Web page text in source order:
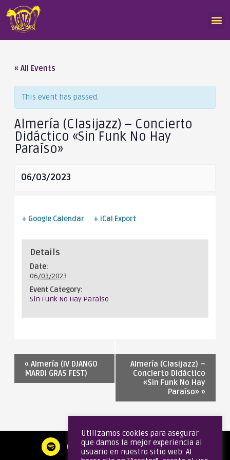
« All Events
This event has passed.
Almería (Clasijazz) – Concierto
Didáctico «Sin Funk No Hay
Paraíso»
06/03/2023
+ Google Calendar + iCal Export
Details
Date:
06/03/2023
Event Category:
Sin Funk No Hay Paraíso
« Almería (IV DJANGO
MARDI GRAS FEST)
Almería (Clasijazz) –
Concierto Didáctico
«Sin Funk No Hay
Paraíso»»
Utilizamos cookies para asegurar
que damos la mejor experiencia al
usuario en nuestro sitio web. Al